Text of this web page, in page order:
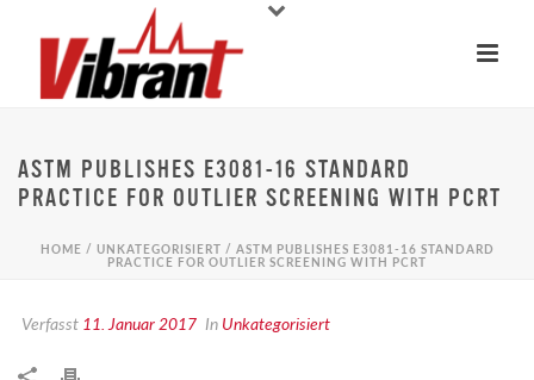
ASTM PUBLISHES E3081-16 STANDARD
PRACTICE FOR OUTLIER SCREENING WITH PCRT
HOME / UNKATEGORISIERT / ASTM PUBLISHES E3081-16 STANDARD
PRACTICE FOR OUTLIER SCREENING WITH PCRT
Verfasst 11. Januar 2017 In Unkategorisiert